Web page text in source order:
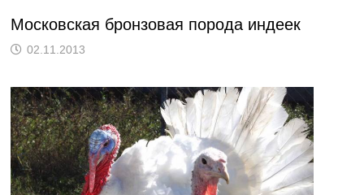
Московская бронзовая порода индеек
02.11.2013